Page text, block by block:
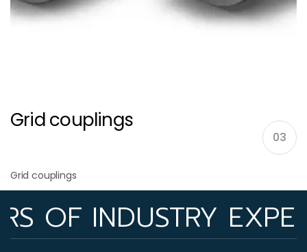
Grid couplings
03
Grid couplings